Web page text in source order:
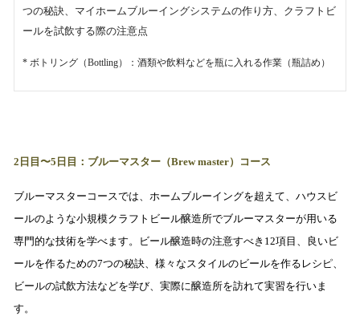
つの秘訣、マイホームブルーイングシステムの作り方、クラフトビ
ールを試飲する際の注意点
* ボトリング（Bottling）：酒類や飲料などを瓶に入れる作業（瓶詰め）
2日目〜5日目：ブルーマスター（Brew master）コース
ブルーマスターコースでは、ホームブルーイングを超えて、ハウスビ
ールのような小規模クラフトビール醸造所でブルーマスターが用いる
専門的な技術を学べます。ビール醸造時の注意すべき12項目、良いビ
ールを作るための7つの秘訣、様々なスタイルのビールを作るレシピ、
ビールの試飲方法などを学び、実際に醸造所を訪れて実習を行いま
す。